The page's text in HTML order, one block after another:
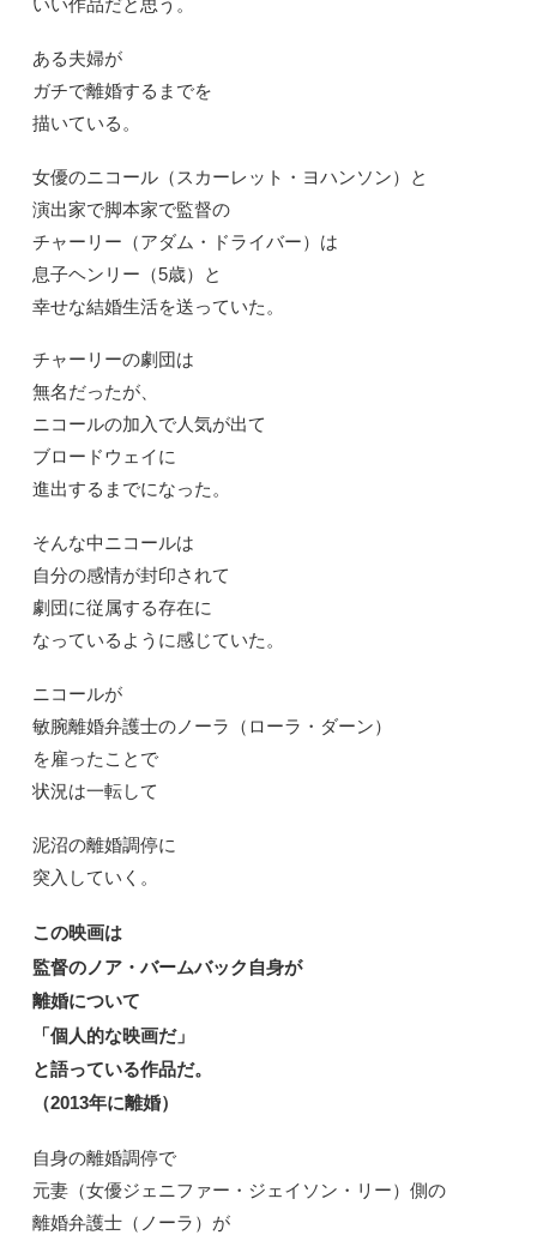
ある夫婦が
ガチで離婚するまでを
描いている。
女優のニコール（スカーレット・ヨハンソン）と
演出家で脚本家で監督の
チャーリー（アダム・ドライバー）は
息子ヘンリー（5歳）と
幸せな結婚生活を送っていた。
チャーリーの劇団は
無名だったが、
ニコールの加入で人気が出て
ブロードウェイに
進出するまでになった。
そんな中ニコールは
自分の感情が封印されて
劇団に従属する存在に
なっているように感じていた。
ニコールが
敏腕離婚弁護士のノーラ（ローラ・ダーン）
を雇ったことで
状況は一転して
泥沼の離婚調停に
突入していく。
この映画は
監督のノア・バームバック自身が
離婚について
「個人的な映画だ」
と語っている作品だ。
（2013年に離婚）
自身の離婚調停で
元妻（女優ジェニファー・ジェイソン・リー）側の
離婚弁護士（ノーラ）が